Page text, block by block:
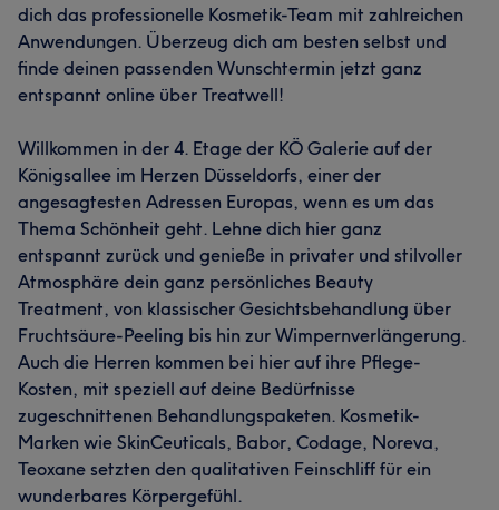
dich das professionelle Kosmetik-Team mit zahlreichen
Anwendungen. Überzeug dich am besten selbst und
finde deinen passenden Wunschtermin jetzt ganz
entspannt online über Treatwell!
Willkommen in der 4. Etage der KÖ Galerie auf der
Königsallee im Herzen Düsseldorfs, einer der
angesagtesten Adressen Europas, wenn es um das
Thema Schönheit geht. Lehne dich hier ganz
entspannt zurück und genieße in privater und stilvoller
Atmosphäre dein ganz persönliches Beauty
Treatment, von klassischer Gesichtsbehandlung über
Fruchtsäure-Peeling bis hin zur Wimpernverlängerung.
Auch die Herren kommen bei hier auf ihre Pflege-
Kosten, mit speziell auf deine Bedürfnisse
zugeschnittenen Behandlungspaketen. Kosmetik-
Marken wie SkinCeuticals, Babor, Codage, Noreva,
Teoxane setzten den qualitativen Feinschliff für ein
wunderbares Körpergefühl.